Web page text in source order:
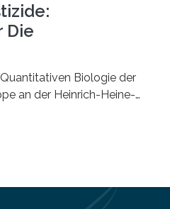
Die
Biologie der
an der Heinrich-Heine-
Bakterien auf
für Forschung,